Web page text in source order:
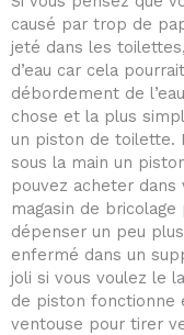
causé par trop de
jeté dans les
d’eau car cela
débordement de
chose et la plus
un piston de toilette.
sous la main un
pouvez acheter dans
magasin de bricolage
dépenser un peu
enfermé dans un
joli si vous voulez le
de piston fonctionne
ventouse pour tirer